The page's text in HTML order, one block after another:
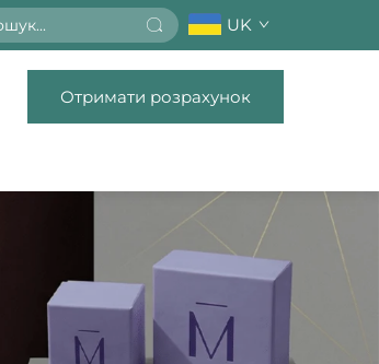
UK
Отримати розрахунок